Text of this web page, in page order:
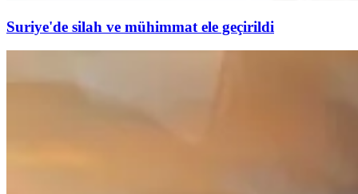
Suriye'de silah ve mühimmat ele geçirildi